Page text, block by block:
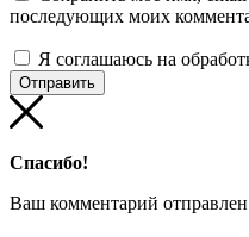
последующих моих
Я соглашаюсь на
Спасибо!
Ваш комментарий